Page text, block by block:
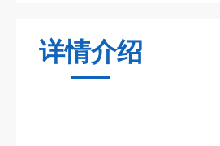
详情介绍